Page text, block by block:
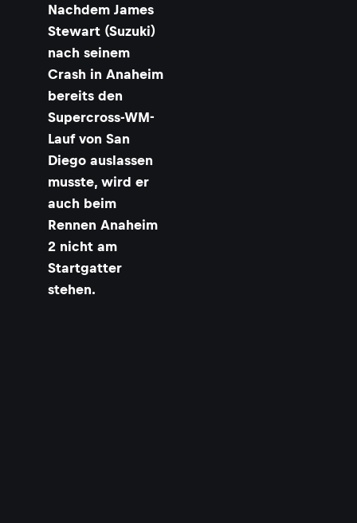
Nachdem James
Stewart (Suzuki)
nach seinem
Crash in Anaheim
bereits den
Supercross-WM-
Lauf von San
Diego auslassen
musste, wird er
auch beim
Rennen Anaheim
2 nicht am
Startgatter
stehen.